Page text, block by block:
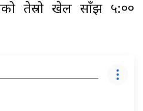
तेस्रो खेल साँझ ५:००